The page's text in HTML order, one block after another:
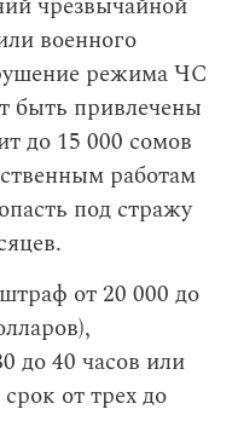
военного
режима ЧС
быть привлечены
до 15 000 сомов
работам
под стражу
от 20 000 до
до 40 часов или
от трех до